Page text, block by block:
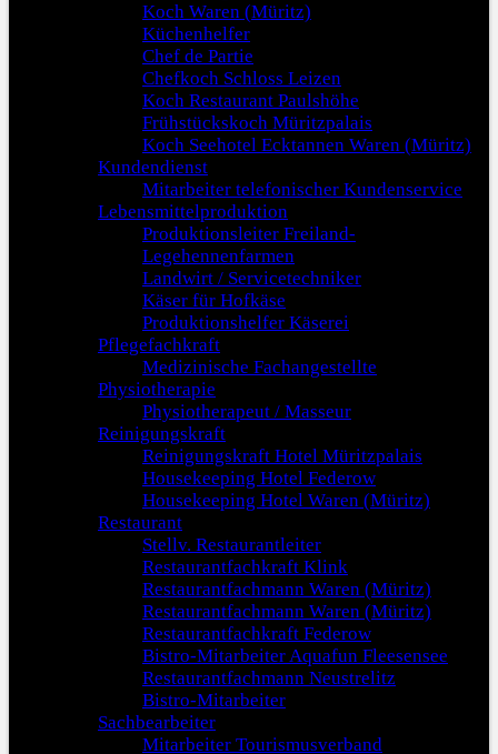
Koch Waren (Müritz)
Küchenhelfer
Chef de Partie
Chefkoch Schloss Leizen
Koch Restaurant Paulshöhe
Frühstückskoch Müritzpalais
Koch Seehotel Ecktannen Waren (Müritz)
Kundendienst
Mitarbeiter telefonischer Kundenservice
Lebensmittelproduktion
Produktionsleiter Freiland-
Legehennenfarmen
Landwirt / Servicetechniker
Käser für Hofkäse
Produktionshelfer Käserei
Pflegefachkraft
Medizinische Fachangestellte
Physiotherapie
Physiotherapeut / Masseur
Reinigungskraft
Reinigungskraft Hotel Müritzpalais
Housekeeping Hotel Federow
Housekeeping Hotel Waren (Müritz)
Restaurant
Stellv. Restaurantleiter
Restaurantfachkraft Klink
Restaurantfachmann Waren (Müritz)
Restaurantfachmann Waren (Müritz)
Restaurantfachkraft Federow
Bistro-Mitarbeiter Aquafun Fleesensee
Restaurantfachmann Neustrelitz
Bistro-Mitarbeiter
Sachbearbeiter
Mitarbeiter Tourismusverband